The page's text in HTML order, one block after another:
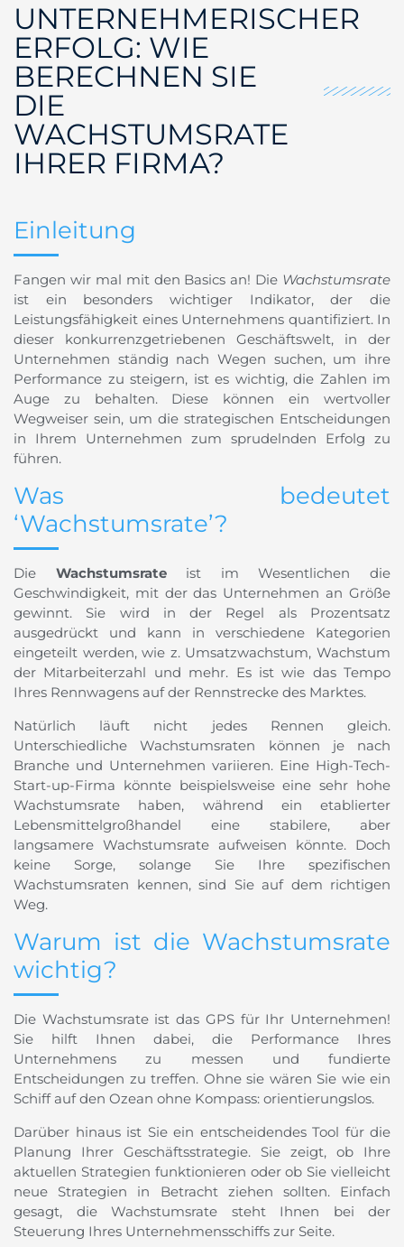
UNTERNEHMERISCHER
ERFOLG: WIE
BERECHNEN SIE
DIE
WACHSTUMSRATE
IHRER FIRMA?
Einleitung
Fangen wir mal mit den Basics an! Die Wachstumsrate
ist ein besonders wichtiger Indikator, der die
Leistungsfähigkeit eines Unternehmens quantifiziert. In
dieser konkurrenzgetriebenen Geschäftswelt, in der
Unternehmen ständig nach Wegen suchen, um ihre
Performance zu steigern, ist es wichtig, die Zahlen im
Auge zu behalten. Diese können ein wertvoller
Wegweiser sein, um die strategischen Entscheidungen
in Ihrem Unternehmen zum sprudelnden Erfolg zu
führen.
Was bedeutet
‘Wachstumsrate’?
Die Wachstumsrateist im Wesentlichen die
Geschwindigkeit, mit der das Unternehmen an Größe
gewinnt. Sie wird in der Regel als Prozentsatz
ausgedrückt und kann in verschiedene Kategorien
eingeteilt werden, wie z. Umsatzwachstum, Wachstum
der Mitarbeiterzahl und mehr. Es ist wie das Tempo
Ihres Rennwagens auf der Rennstrecke des Marktes.
Natürlich läuft nicht jedes Rennen gleich.
Unterschiedliche Wachstumsraten können je nach
Branche und Unternehmen variieren. Eine High-Tech-
Start-up-Firma könnte beispielsweise eine sehr hohe
Wachstumsrate haben, während ein etablierter
Lebensmittelgroßhandel eine stabilere, aber
langsamere Wachstumsrate aufweisen könnte. Doch
keine Sorge, solange Sie Ihre spezifischen
Wachstumsraten kennen, sind Sie auf dem richtigen
Weg.
Warum ist die Wachstumsrate
wichtig?
Die Wachstumsrate ist das GPS für Ihr Unternehmen!
Sie hilft Ihnen dabei, die Performance Ihres
Unternehmens zu messen und fundierte
Entscheidungen zu treffen. Ohne sie wären Sie wie ein
Schiff auf den Ozean ohne Kompass: orientierungslos.
Darüber hinaus ist Sie ein entscheidendes Tool für die
Planung Ihrer Geschäftsstrategie. Sie zeigt, ob Ihre
aktuellen Strategien funktionieren oder ob Sie vielleicht
neue Strategien in Betracht ziehen sollten. Einfach
gesagt, die Wachstumsrate steht Ihnen bei der
Steuerung Ihres Unternehmensschiffs zur Seite.